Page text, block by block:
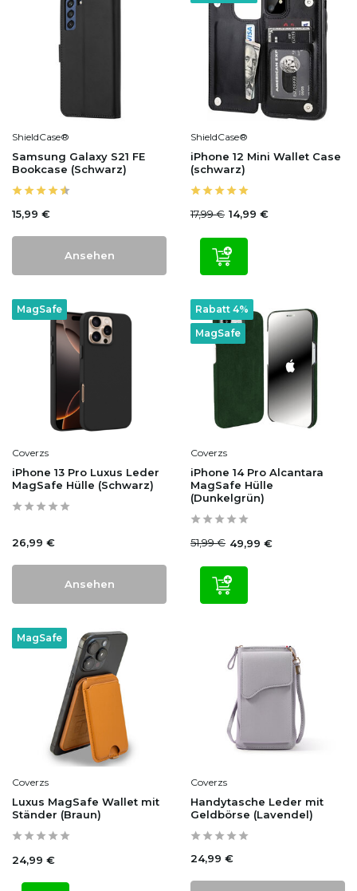
ShieldCase®
Samsung Galaxy S21 FE
Bookcase (Schwarz)
15,99 €
Ansehen
ShieldCase®
iPhone 12 Mini Wallet Case
(schwarz)
17,99 € 14,99 €
MagSafe
Coverzs
iPhone 13 Pro Luxus Leder
MagSafe Hülle (Schwarz)
26,99 €
Ansehen
MagSafe
Rabatt 4%
Coverzs
iPhone 14 Pro Alcantara
MagSafe Hülle
(Dunkelgrün)
51,99 € 49,99 €
MagSafe
Coverzs
Luxus MagSafe Wallet mit
Ständer (Braun)
24,99 €
Coverzs
Handytasche Leder mit
Geldbörse (Lavendel)
24,99 €